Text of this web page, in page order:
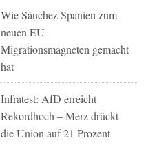
Wie Sánchez Spanien zum
neuen EU-
Migrationsmagneten gemacht
hat
Infratest: AfD erreicht
Rekordhoch – Merz drückt
die Union auf 21 Prozent